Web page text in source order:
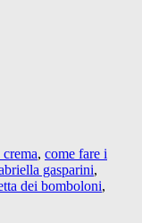
, come fare i
gasparini,
dei bomboloni,